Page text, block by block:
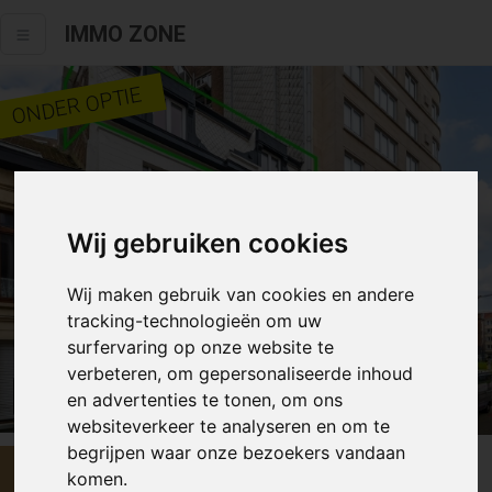
Wij gebruiken cookies
Wij maken gebruik van cookies en andere
tracking-technologieën om uw
surfervaring op onze website te
verbeteren, om gepersonaliseerde inhoud
en advertenties te tonen, om ons
websiteverkeer te analyseren en om te
begrijpen waar onze bezoekers vandaan
komen.
IMMO ZONE
ONDER OPTIE
Alle fotos
€ 169 000